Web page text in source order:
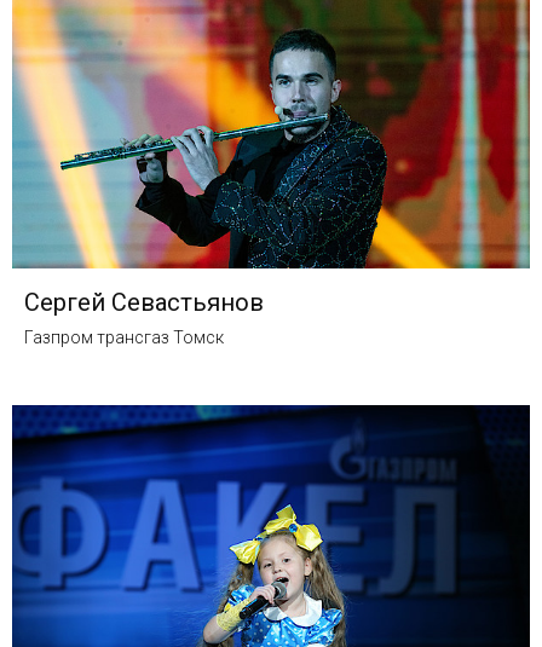
Сергей Севастьянов
Газпром трансгаз Томск